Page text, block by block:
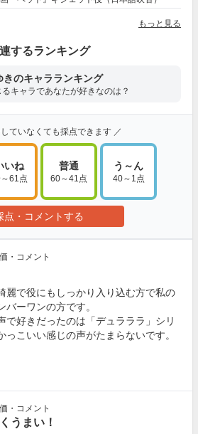
もっと見る
するランキング
きのキャラランキング
キャラであなたが好きなのは？
ていなくても採点できます ／
いね
61点
普通
60～41点
う～ん
40～1点
点・コメントする
・コメント
麗で役にもしっかり入り込む方で私の
ーワンの方です。
で好きだったのは「デュラララ」シリ
っこいい感じの声がたまらないです。
・コメント
うまい！